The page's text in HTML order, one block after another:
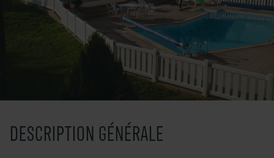
Nos gammes
Nos gammes
Menuiseries
Portails et clôtures
Nos services
Finitions et couleurs
Simulateur
Accompagnement et
FAQ
Actualités
DESCRIPTION GÉNÉRALE